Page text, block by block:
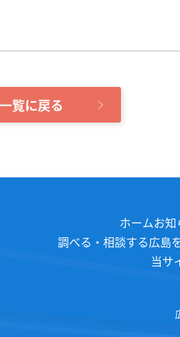
覧に戻る
ホームお知
調べる・相談する広島
当サ